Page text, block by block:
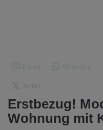
Erstbezug!
Wohnung mit